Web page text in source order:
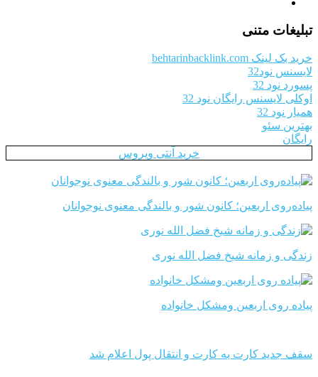
تبلیغات متنی
خرید بک لینک behtarinbacklink.com
لایسنس نود32
پسورد نود 32
اوکلی لایسنس رایگان نود 32
همیار نود 32
بهترین سئو
رایگان
خرید آنتی ویروس
پیاده‌روی اربعین؛ کانون شور و بالندگی معنوی نوجوانان
زندگی و زمانه شیخ فضل الله نوری
پیاده روی اربعین ومشکل خانواده
سقف جدید کارت به کارت و انتقال پول اعلام شد